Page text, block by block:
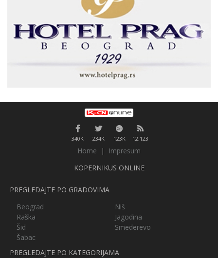
340K 234K 123K 12,123
Home |
Impresum
KOPERNIKUS ONLINE
PREGLEDAJTE PO GRADOVIMA
Beograd
Niš
Raška
Jagodina
Šid
Smederevo
Šabac
PREGLEDAJTE PO KATEGORIJAMA